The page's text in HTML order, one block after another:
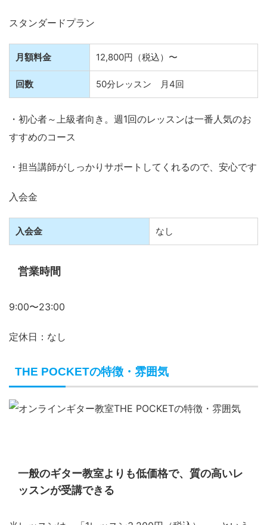
スタンダードプラン
月額料金 12,800円（税込）〜
回数 50分レッスン 月4回
・初心者～上級者向き。週1回のレッスンは一番人気のお
すすめのコース
・担当講師がしっかりサポートしてくれるので、安心です
入会金
入会金 なし
営業時間
9:00〜23:00
定休日：なし
THE POCKETの特徴・雰囲気
一般のギター教室よりも低価格で、質の高いレ
ッスンが受講できる